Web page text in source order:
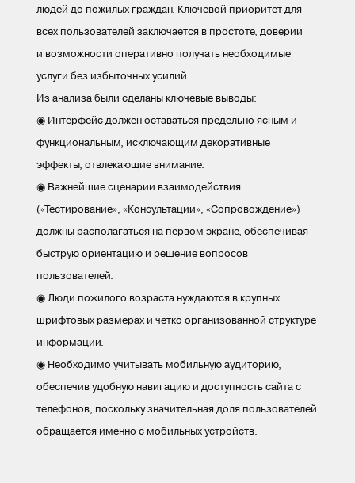
людей до пожилых граждан. Ключевой приоритет для
всех пользователей заключается в простоте, доверии
и возможности оперативно получать необходимые
услуги без избыточных усилий.
Из анализа были сделаны ключевые выводы:
◉ Интерфейс должен оставаться предельно ясным и
функциональным, исключающим декоративные
эффекты, отвлекающие внимание.
◉ Важнейшие сценарии взаимодействия
(«Тестирование», «Консультации», «Сопровождение»)
должны располагаться на первом экране, обеспечивая
быструю ориентацию и решение вопросов
пользователей.
◉ Люди пожилого возраста нуждаются в крупных
шрифтовых размерах и четко организованной структуре
информации.
◉ Необходимо учитывать мобильную аудиторию,
обеспечив удобную навигацию и доступность сайта с
телефонов, поскольку значительная доля пользователей
обращается именно с мобильных устройств.